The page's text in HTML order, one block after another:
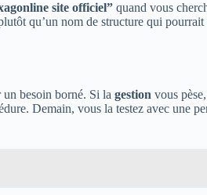
site officiel” quand vous
qu’un nom de structure qui
un besoin borné. Si la gestion vous
Demain, vous la testez avec une